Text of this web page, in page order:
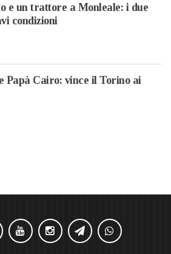
e un trattore a Monleale: i due
condizioni
Papà Cairo: vince il Torino ai